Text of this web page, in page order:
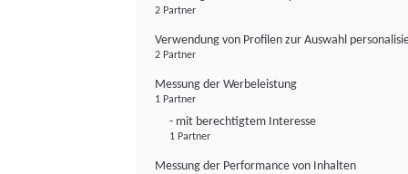
2 Partner
Verwendung von Profilen zur Auswahl
2 Partner
Messung der Werbeleistung
1 Partner
- mit berechtigtem Interesse
1 Partner
Messung der Performance von Inhalten